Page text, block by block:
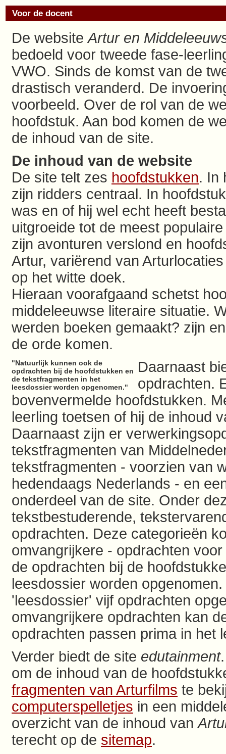
Voor de docent
De websiteArtur en
bedoeld voor tweede fase-
VWO. Sinds de komst van de
drastisch veranderd. De
voorbeeld. Over de rol van de
hoofdstuk. Aan bod komen de
de inhoud van de site.
De inhoud van de website
De site telt zes hoofdstukken. In
zijn ridders centraal. In
was en of hij wel echt heeft
uitgroeide tot de meest
zijn avonturen verslond en
Artur, variërend van
op het witte doek.
Hieraan voorafgaand schetst
middeleeuwse literaire situatie.
werden boeken gemaakt? zijn
de orde komen.
"Natuurlijk kunnen ook de
opdrachten bij de hoofdstukken en
de tekstfragmenten in het
leesdossier worden opgenomen."
Daarnaast
opdrachten.
bovenvermelde hoofdstukken.
leerling toetsen of hij de inhoud
Daarnaast zijn er
tekstfragmenten van
tekstfragmenten - voorzien van
hedendaags Nederlands - en
onderdeel van de site. Onder
tekstbestuderende,
opdrachten. Deze categorieën
omvangrijkere - opdrachten
de opdrachten bij de
leesdossier worden
'leesdossier' vijf opdrachten
omvangrijkere opdrachten kan
opdrachten passen prima in het
Verder biedt de site edutainment
om de inhoud van de
fragmenten van Arturfilms te
computerspelletjes in een
overzicht van de inhoud van
terecht op de sitemap.